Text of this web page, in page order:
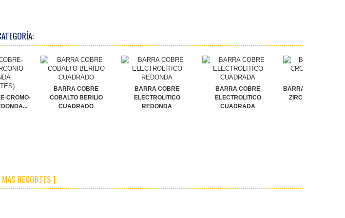
CROMO-
BARRA COBRE
COBALTO BERILIO
CUADRADO
BARRA COBRE
ELECTROLITICO
REDONDA
BARRA COBRE
ELECTROLITICO
CUADRADA
BARRA COBRE-
ZIRCONIO
RECORTES ]